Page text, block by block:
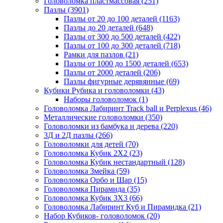
Пазлы (3901)
Пазлы от 20 до 100 деталей (1163)
Пазлы до 20 деталей (648)
Пазлы от 300 до 500 деталей (422)
Пазлы от 100 до 300 деталей (718)
Рамки для пазлов (21)
Пазлы от 1000 до 1500 деталей (653)
Пазлы от 2000 деталей (206)
Пазлы фигурные дерявянные (69)
Кубики Рубика и головоломки (43)
Наборы головоломок (1)
Головоломка Лабиринт Track ball и Perplexus (46)
Металлические головоломки (350)
Головоломки из бамбука и дерева (220)
3Д и 2Д пазлы (266)
Головоломки для детей (70)
Головоломка Кубик 2Х2 (23)
Головоломка Кубик нестандартный (128)
Головоломка Змейка (59)
Головоломка Орбо и Шар (15)
Головоломка Пирамида (35)
Головоломка Кубик 3Х3 (66)
Головоломка Лабиринт Куб и Пирамидка (21)
Набор Кубиков- головоломок (20)